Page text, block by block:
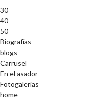
30
40
50
Biografías
blogs
Carrusel
En el asador
Fotogalerías
home